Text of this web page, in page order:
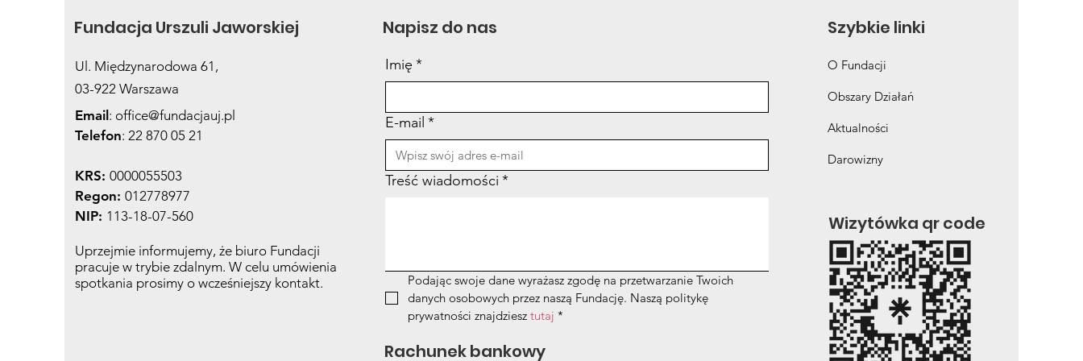
Fundacja Urszuli Jaworskiej
Ul. Międzynarodowa 61,
03-922 Warszawa
Email : office@fundacjauj.pl
Telefon: 22 870 05 21
KRS: 0000055503
Regon: 012778977
NIP: 113-18-07-560
Uprzejmie informujemy, że biuro Fundacji
pracuje w trybie zdalnym. W celu umówienia
spotkania prosimy o wcześniejszy kontakt.
Napisz do nas
Imię *
E-mail *
Treść wiadomości *
Podając swoje dane wyrażasz zgodę na przetwarzanie Twoich
danych osobowych przez naszą Fundację. Naszą politykę
prywatności znajdziesz tutaj *
Rachunek bankowy
Szybkie linki
O Fundacji
Obszary Działań
Aktualności
Darowizny
Wizytówka qr code